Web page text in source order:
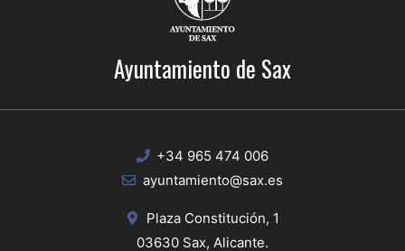
Ayuntamiento de Sax
+34 965 474 006
ayuntamiento@sax.es
Plaza Constitución, 1
03630 Sax, Alicante.